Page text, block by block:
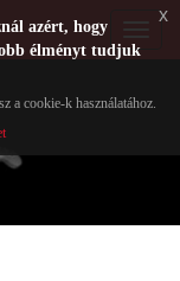
azért, hogy
élményt tudjuk
a cookie-k használatához.
x